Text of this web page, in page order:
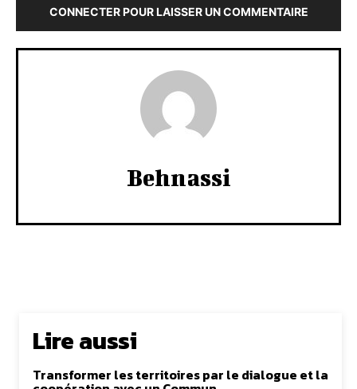
CONNECTER POUR LAISSER UN COMMENTAIRE
Behnassi
Lire aussi
Transformer les territoires par le dialogue et la